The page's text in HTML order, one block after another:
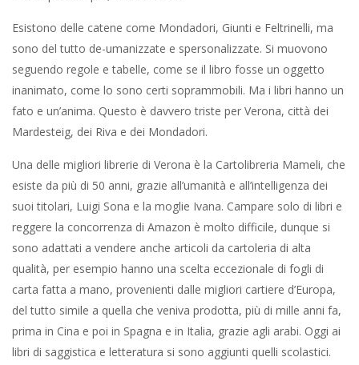
Esistono delle catene come Mondadori, Giunti e Feltrinelli, ma
sono del tutto de-umanizzate e spersonalizzate. Si muovono
seguendo regole e tabelle, come se il libro fosse un oggetto
inanimato, come lo sono certi soprammobili. Ma i libri hanno un
fato e un’anima. Questo è davvero triste per Verona, città dei
Mardesteig, dei Riva e dei Mondadori.
Una delle migliori librerie di Verona è la Cartolibreria Mameli, che
esiste da più di 50 anni, grazie all’umanità e all’intelligenza dei
suoi titolari, Luigi Sona e la moglie Ivana. Campare solo di libri e
reggere la concorrenza di Amazon è molto difficile, dunque si
sono adattati a vendere anche articoli da cartoleria di alta
qualità, per esempio hanno una scelta eccezionale di fogli di
carta fatta a mano, provenienti dalle migliori cartiere d’Europa,
del tutto simile a quella che veniva prodotta, più di mille anni fa,
prima in Cina e poi in Spagna e in Italia, grazie agli arabi. Oggi ai
libri di saggistica e letteratura si sono aggiunti quelli scolastici.